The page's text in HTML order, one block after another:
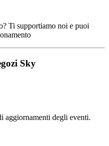
Ti supportiamo noi e puoi
Sky
degli eventi.